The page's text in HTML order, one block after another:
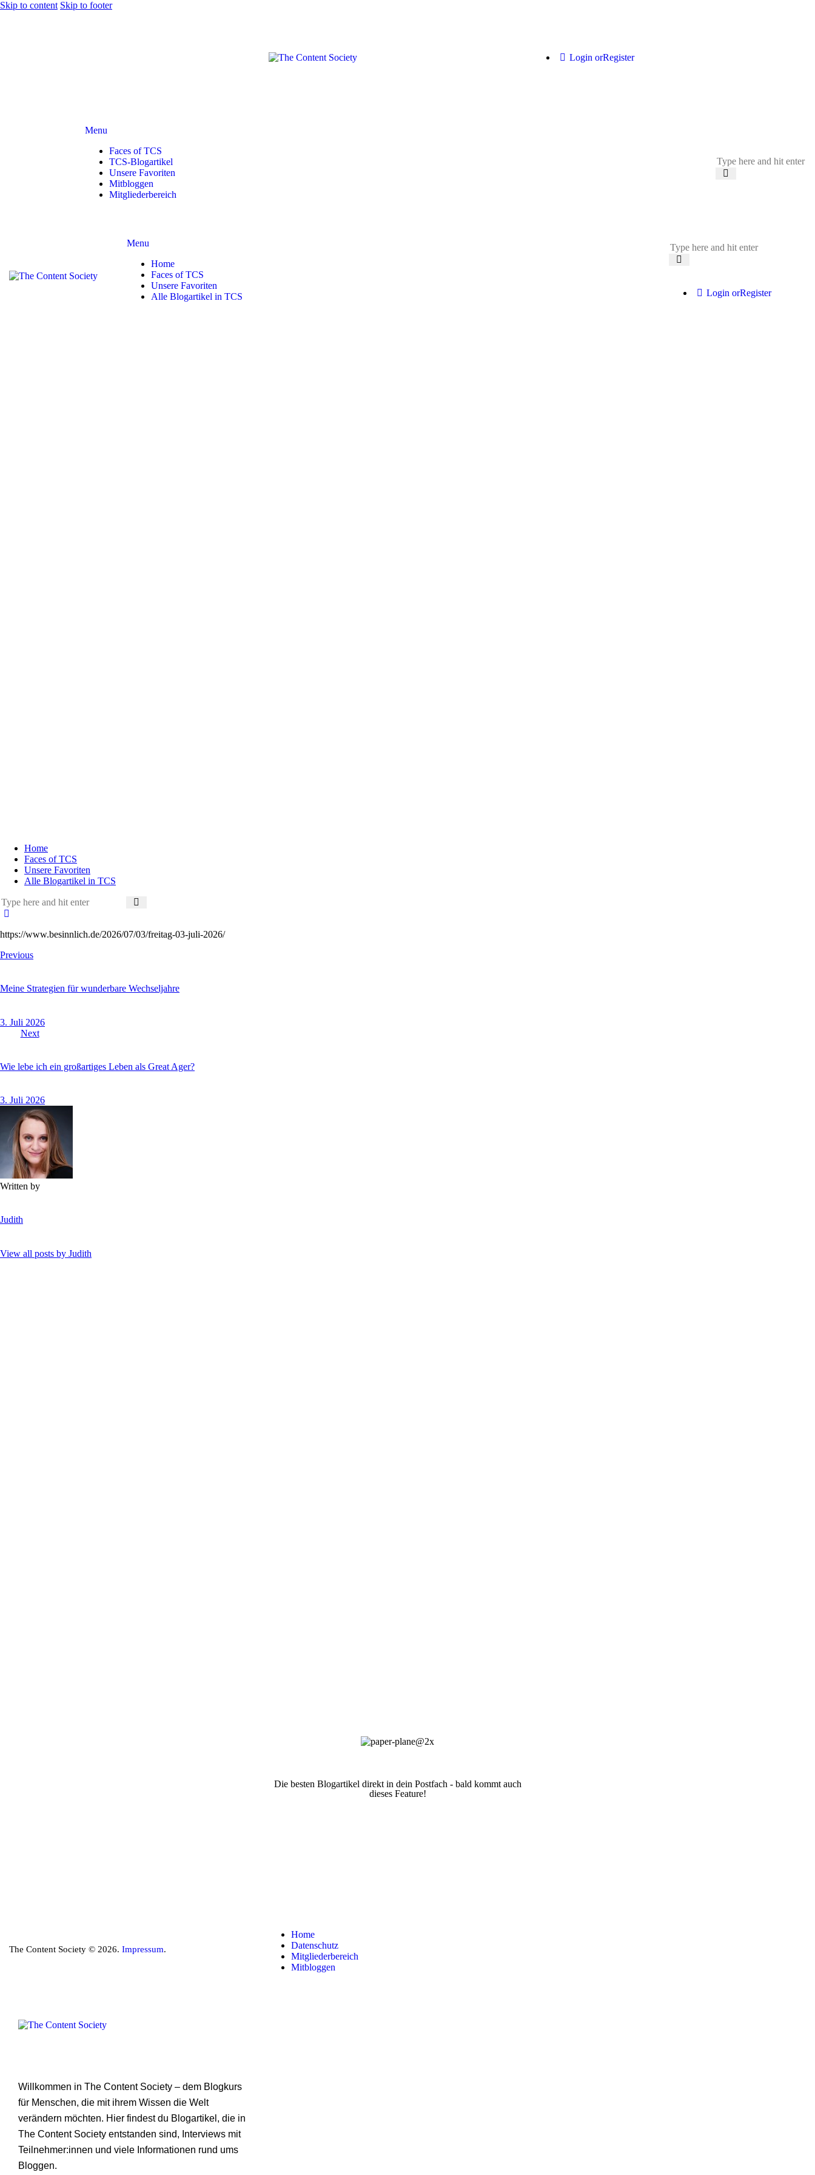
Skip to content Skip to footer
Login orRegister
Menu
Faces of TCS
TCS-Blogartikel
Unsere Favoriten
Mitbloggen
Mitgliederbereich
Menu
Home
Faces of TCS
Unsere Favoriten
Alle Blogartikel in TCS
Login orRegister
Home
Faces of TCS
Unsere Favoriten
Alle Blogartikel in TCS
https://www.besinnlich.de/2026/07/03/freitag-03-juli-2026/
Previous
Meine Strategien für wunderbare Wechseljahre
3. Juli 2026
Next
Wie lebe ich ein großartiges Leben als Great Ager?
3. Juli 2026
Written by
Judith
View all posts by Judith
Die besten Blogartikel direkt in dein Postfach - bald kommt auch
dieses Feature!
The Content Society © 2026. Impressum.
Home
Datenschutz
Mitgliederbereich
Mitbloggen
Willkommen in The Content Society – dem Blogkurs
für Menschen, die mit ihrem Wissen die Welt
verändern möchten. Hier findest du Blogartikel, die in
The Content Society entstanden sind, Interviews mit
Teilnehmer:innen und viele Informationen rund ums
Bloggen.